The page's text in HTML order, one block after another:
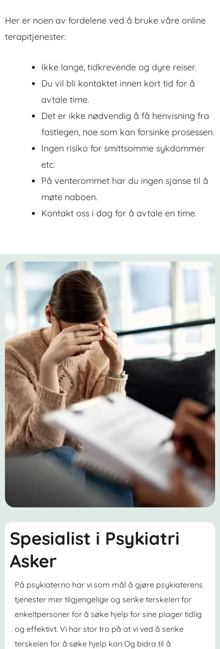
Her er noen av fordelene ved å bruke våre online
terapitjenester:
Ikke lange, tidkrevende og dyre reiser.
Du vil bli kontaktet innen kort tid for å
avtale time.
Det er ikke nødvendig å få henvisning fra
fastlegen, noe som kan forsinke prosessen.
Ingen risiko for smittsomme sykdommer
etc.
På venterommet har du ingen sjanse til å
møte naboen.
Kontakt oss i dag for å avtale en time.
Spesialist i Psykiatri
Asker
På psykiater.no har vi som mål å gjøre psykiaterens
tjenester mer tilgjengelige og senke terskelen for
enkeltpersoner for å søke hjelp for sine plager tidlig
og effektivt. Vi har stor tro på at vi ved å senke
terskelen for å søke hjelp kan Og bidra til å